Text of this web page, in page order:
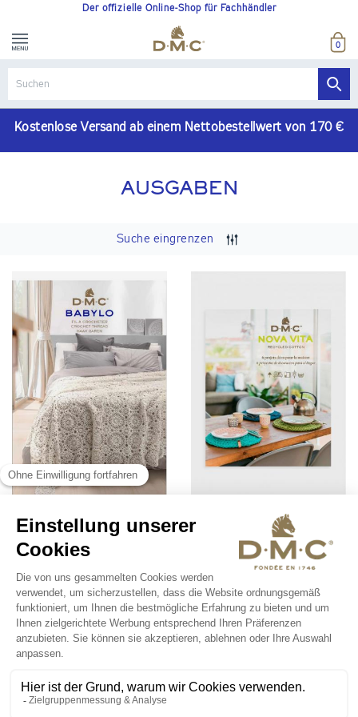
Der offizielle Online-Shop für Fachhändler
0
Kostenlose Versand ab einem Nettobestellwert von 170 €
AUSGABEN
Suche eingrenzen
Leaflets
DMC